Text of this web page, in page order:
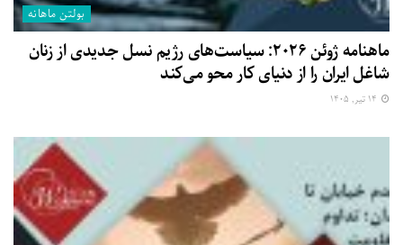
بولتن ماهانه
ماهنامه ژوئن ۲۰۲۶: سیاست‌های رژیم نسل جدیدی از زنان
شاغل ایران را از دنیای کار محو می‌کند